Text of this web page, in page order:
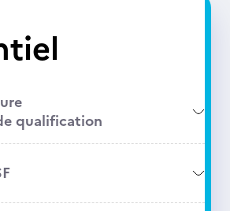
qualification